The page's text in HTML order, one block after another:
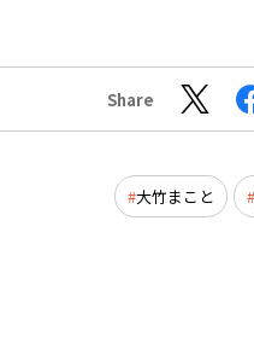
Share
大竹まこと